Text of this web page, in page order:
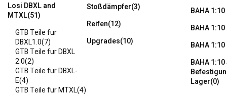
Losi DBXL and
MTXL(51)
GTB Teile fur
DBXL1.0(7)
GTB Teile fur DBXL
2.0(2)
GTB Teile fur DBXL-
E(4)
GTB Teile fur MTXL(4)
Stoßdämpfer(3)
Reifen(12)
Upgrades(10)
BAHA
BAHA
BAHA
BAHA
Lager(0)